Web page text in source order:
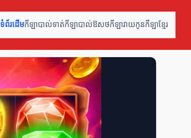
ទំព័រដើមកីឡាបាល់ទាត់កីឡាបាល់ឱសថកីឡាវាយកូនកីឡាខ្មែរ